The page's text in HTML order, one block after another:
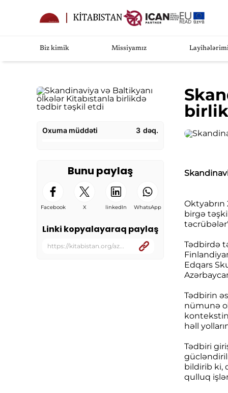
Biz kimik Missiyamız
Oxuma müddəti 3 dəq.
Bunu paylaş
Facebook X linkedIn WhatsApp
Linki kopyalayaraq paylaş
https://kitabistan.org/az...
Oktyabrın
birgə
Tədbirdə
Edqars
Tədbirin
nümunə
həll
Tədbiri
bildirib ki,
qulluq